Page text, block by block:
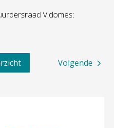
Vidomes:
Volgende